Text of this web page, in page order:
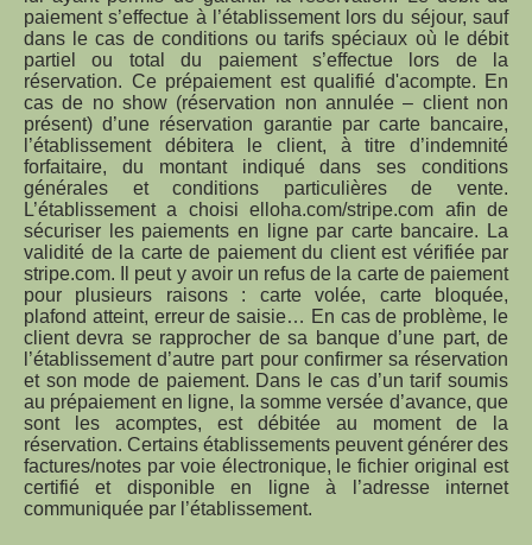
paiement s’effectue à l’établissement lors du séjour, sauf
dans le cas de conditions ou tarifs spéciaux où le débit
partiel ou total du paiement s’effectue lors de la
réservation. Ce prépaiement est qualifié d'acompte. En
cas de no show (réservation non annulée – client non
présent) d’une réservation garantie par carte bancaire,
l’établissement débitera le client, à titre d’indemnité
forfaitaire, du montant indiqué dans ses conditions
générales et conditions particulières de vente.
L’établissement a choisi elloha.com/stripe.com afin de
sécuriser les paiements en ligne par carte bancaire. La
validité de la carte de paiement du client est vérifiée par
stripe.com. Il peut y avoir un refus de la carte de paiement
pour plusieurs raisons : carte volée, carte bloquée,
plafond atteint, erreur de saisie… En cas de problème, le
client devra se rapprocher de sa banque d’une part, de
l’établissement d’autre part pour confirmer sa réservation
et son mode de paiement. Dans le cas d’un tarif soumis
au prépaiement en ligne, la somme versée d’avance, que
sont les acomptes, est débitée au moment de la
réservation. Certains établissements peuvent générer des
factures/notes par voie électronique, le fichier original est
certifié et disponible en ligne à l’adresse internet
communiquée par l’établissement.